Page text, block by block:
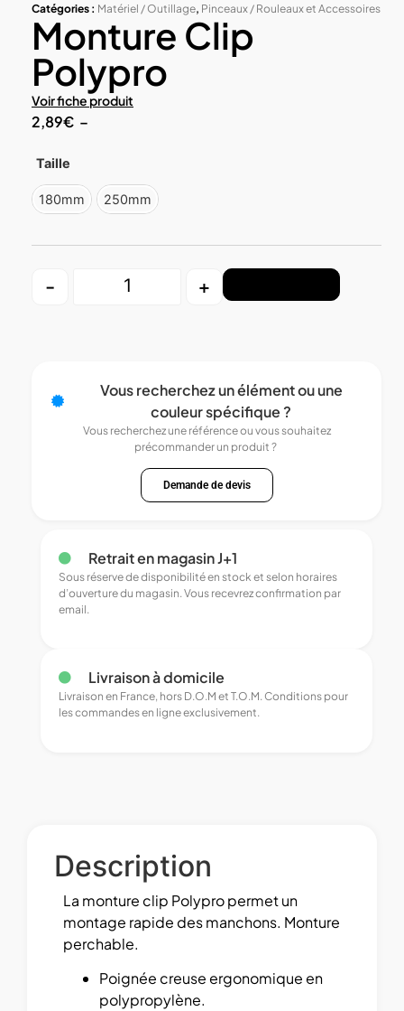
Catégories : Matériel / Outillage, Pinceaux / Rouleaux et Accessoires
Monture Clip
Polypro
Voir fiche produit
2,89€ –
Taille
180mm 250mm
- +
Vous recherchez un élément ou une
couleur spécifique ?
Vous recherchez une référence ou vous souhaitez
précommander un produit ?
Demande de devis
Retrait en magasin J+1
Sous réserve de disponibilité en stock et selon horaires
d’ouverture du magasin. Vous recevrez confirmation par
email.
Livraison à domicile
Livraison en France, hors D.O.M et T.O.M. Conditions pour
les commandes en ligne exclusivement.
Description
La monture clip Polypro permet un
montage rapide des manchons. Monture
perchable.
Poignée creuse ergonomique en
polypropylène.